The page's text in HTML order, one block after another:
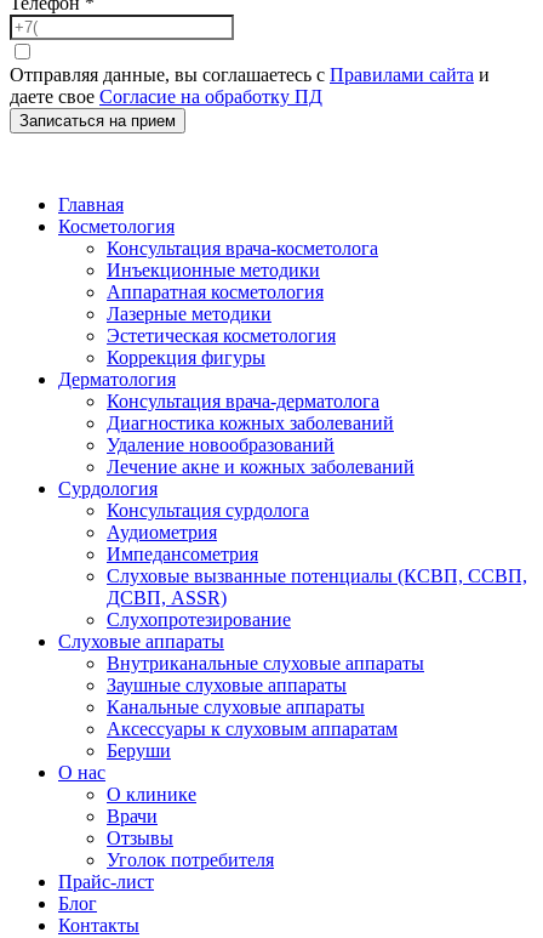
Отправляя данные, вы соглашаетесь с Правилами сайта и
даете свое Согласие на обработку ПД
Записаться на прием
Главная
Косметология
Консультация врача-косметолога
Инъекционные методики
Аппаратная косметология
Лазерные методики
Эстетическая косметология
Коррекция фигуры
Дерматология
Консультация врача-дерматолога
Диагностика кожных заболеваний
Удаление новообразований
Лечение акне и кожных заболеваний
Сурдология
Консультация сурдолога
Аудиометрия
Импедансометрия
Слуховые вызванные потенциалы (КСВП, ССВП,
ДСВП, ASSR)
Слухопротезирование
Слуховые аппараты
Внутриканальные слуховые аппараты
Заушные слуховые аппараты
Канальные слуховые аппараты
Аксессуары к слуховым аппаратам
Беруши
О нас
О клинике
Врачи
Отзывы
Уголок потребителя
Прайс-лист
Блог
Контакты